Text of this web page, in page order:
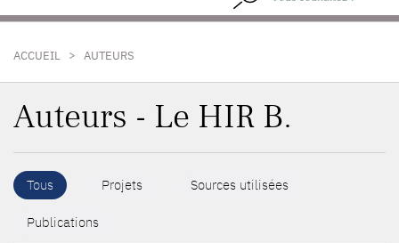
ACCUEIL > AUTEURS
Auteurs - Le HIR B.
Tous Projets Sources utilisées
Publications